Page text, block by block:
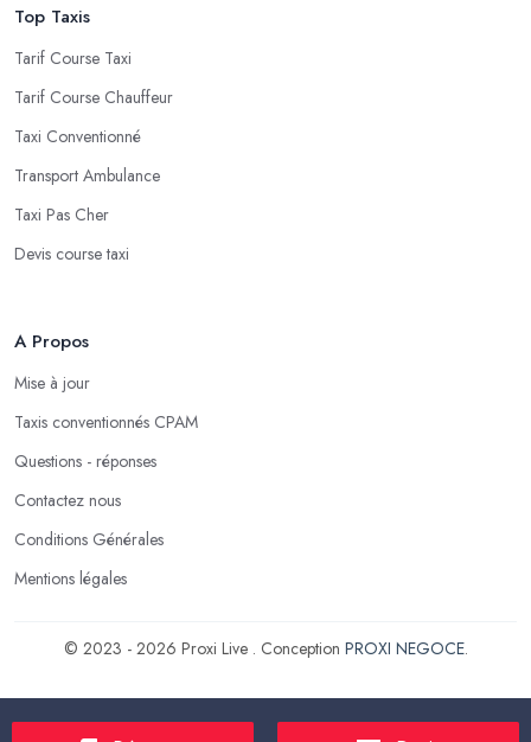
Top Taxis
Tarif Course Taxi
Tarif Course Chauffeur
Taxi Conventionné
Transport Ambulance
Taxi Pas Cher
Devis course taxi
A Propos
Mise à jour
Taxis conventionnés CPAM
Questions - réponses
Contactez nous
Conditions Générales
Mentions légales
© 2023 - 2026 Proxi Live . Conception PROXI NEGOCE.